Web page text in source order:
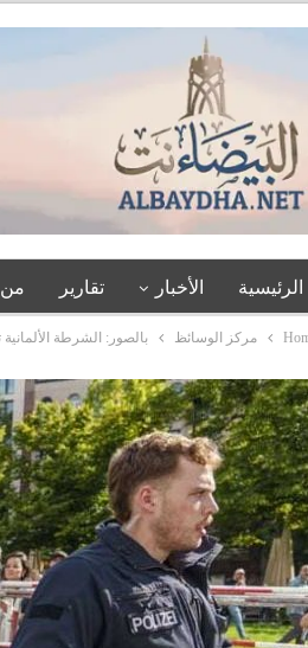
الرئيسية الأخبار تقارير من
مركز الوسائظ بالصور: الشرطة